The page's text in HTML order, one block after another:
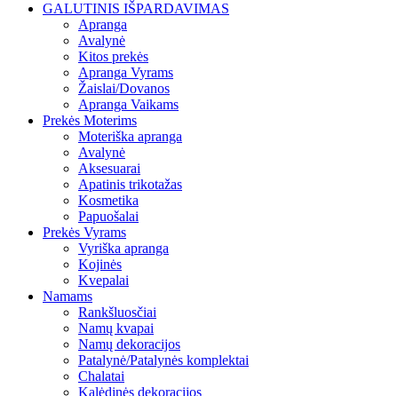
GALUTINIS IŠPARDAVIMAS
Apranga
Avalynė
Kitos prekės
Apranga Vyrams
Žaislai/Dovanos
Apranga Vaikams
Prekės Moterims
Moteriška apranga
Avalynė
Aksesuarai
Apatinis trikotažas
Kosmetika
Papuošalai
Prekės Vyrams
Vyriška apranga
Kojinės
Kvepalai
Namams
Rankšluosčiai
Namų kvapai
Namų dekoracijos
Patalynė/Patalynės komplektai
Chalatai
Kalėdinės dekoracijos